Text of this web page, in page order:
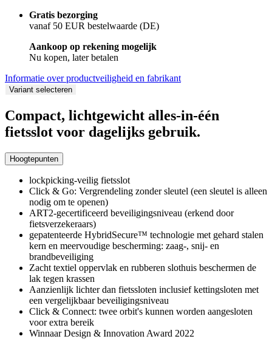
Gratis bezorging
vanaf 50 EUR bestelwaarde (DE)
Aankoop op rekening mogelijk
Nu kopen, later betalen
Informatie over productveiligheid en fabrikant
Variant selecteren
Compact, lichtgewicht alles-in-één
fietsslot voor dagelijks gebruik.
Hoogtepunten
lockpicking-veilig fietsslot
Click & Go: Vergrendeling zonder sleutel (een sleutel is alleen
nodig om te openen)
ART2-gecertificeerd beveiligingsniveau (erkend door
fietsverzekeraars)
gepatenteerde HybridSecure™ technologie met gehard stalen
kern en meervoudige bescherming: zaag-, snij- en
brandbeveiliging
Zacht textiel oppervlak en rubberen slothuis beschermen de
lak tegen krassen
Aanzienlijk lichter dan fietssloten inclusief kettingsloten met
een vergelijkbaar beveiligingsniveau
Click & Connect: twee orbit's kunnen worden aangesloten
voor extra bereik
Winnaar Design & Innovation Award 2022